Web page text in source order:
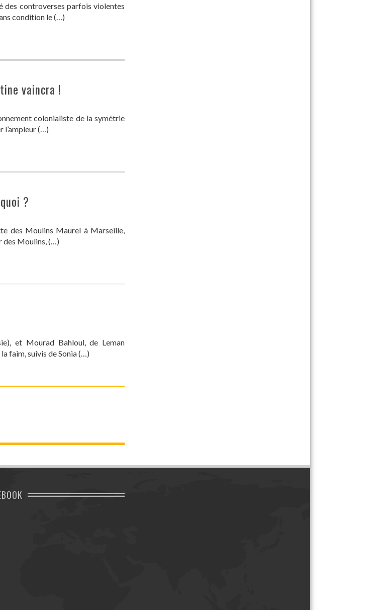
des controverses parfois violentes
condition le (…)
vaincra !
colonialiste de la symétrie
l’ampleur (…)
?
des Moulins Maurel à Marseille,
des Moulins, (…)
et Mourad Bahloul, de Leman
faim, suivis de Sonia (…)